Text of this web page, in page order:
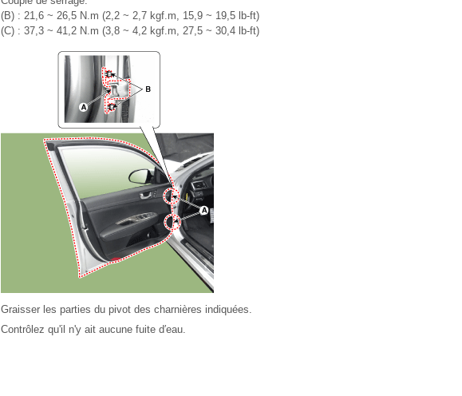
(B) : 21,6 ~ 26,5 N.m (2,2 ~ 2,7 kgf.m, 15,9 ~ 19,5 lb-ft)
(C) : 37,3 ~ 41,2 N.m (3,8 ~ 4,2 kgf.m, 27,5 ~ 30,4 lb-ft)
Graisser les parties du pivot des charnières indiquées.
Contrôlez qu'il n'y ait aucune fuite d′eau.